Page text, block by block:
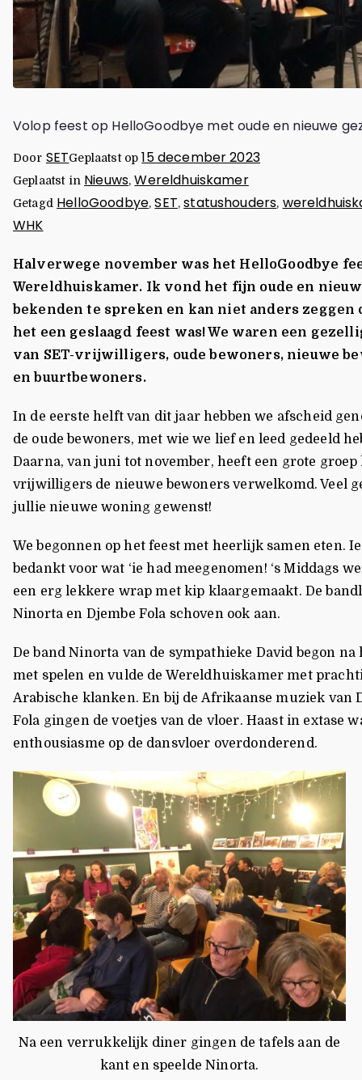
Volop feest op HelloGoodbye met oude en nieuwe
Door SETGeplaatst op15 december 2023
Geplaatst in Nieuws,Wereldhuiskamer
Getagd HelloGoodbye,SET,statushouders,
WHK
Halverwege november was het HelloGoodbye
Wereldhuiskamer. Ik vond het fijn oude en
bekenden te spreken en kan niet anders zeggen
het een geslaagd feest was! We waren een
van SET-vrijwilligers, oude bewoners, nieuwe
en buurtbewoners.
In de eerste helft van dit jaar hebben we afscheid
de oude bewoners, met wie we lief en leed gedeeld
Daarna, van juni tot november, heeft een grote groep
vrijwilligers de nieuwe bewoners verwelkomd. Veel
jullie nieuwe woning gewenst!
We begonnen op het feest met heerlijk samen eten.
bedankt voor wat ‘ie had meegenomen! ‘s Middags
een erg lekkere wrap met kip klaargemaakt. De
Ninorta en Djembe Fola schoven ook aan.
De band Ninorta van de sympathieke David begon na
met spelen en vulde de Wereldhuiskamer met
Arabische klanken. En bij de Afrikaanse muziek van
Fola gingen de voetjes van de vloer. Haast in extase
enthousiasme op de dansvloer overdonderend.
Na een verrukkelijk diner gingen de tafels aan de
kant en speelde Ninorta.